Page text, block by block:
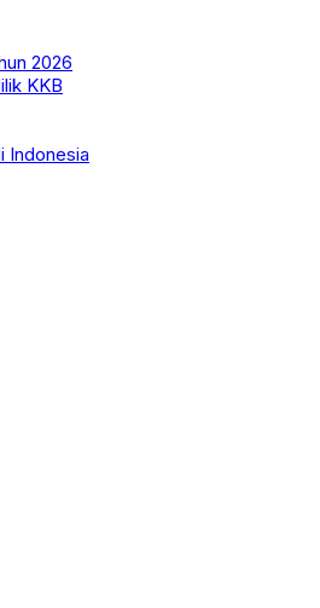
2026
KKB
Indonesia